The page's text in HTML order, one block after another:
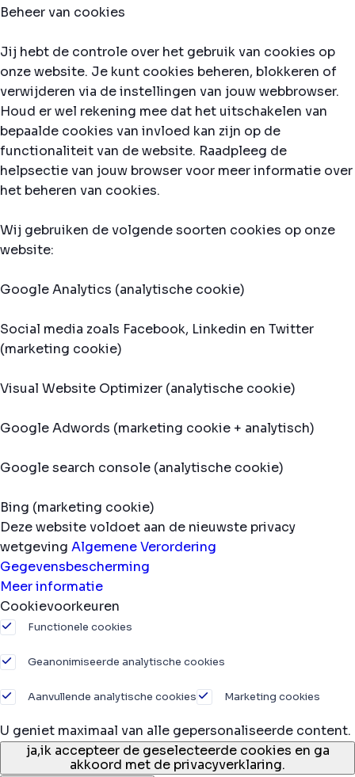
Beheer van cookies
Jij hebt de controle over het gebruik van cookies op
onze website. Je kunt cookies beheren, blokkeren of
verwijderen via de instellingen van jouw webbrowser.
Houd er wel rekening mee dat het uitschakelen van
bepaalde cookies van invloed kan zijn op de
functionaliteit van de website. Raadpleeg de
helpsectie van jouw browser voor meer informatie over
het beheren van cookies.
Wij gebruiken de volgende soorten cookies op onze
website:
Google Analytics (analytische cookie)
Social media zoals Facebook, Linkedin en Twitter
(marketing cookie)
Visual Website Optimizer (analytische cookie)
Google Adwords (marketing cookie + analytisch)
Google search console (analytische cookie)
Bing (marketing cookie)
Deze website voldoet aan de nieuwste privacy
wetgeving Algemene Verordering
Gegevensbescherming
Meer informatie
Cookievoorkeuren
Functionele cookies
Geanonimiseerde analytische cookies
Aanvullende analytische cookies Marketing cookies
U geniet maximaal van alle gepersonaliseerde content.
ja,ik accepteer de geselecteerde cookies en ga
akkoord met de privacyverklaring.